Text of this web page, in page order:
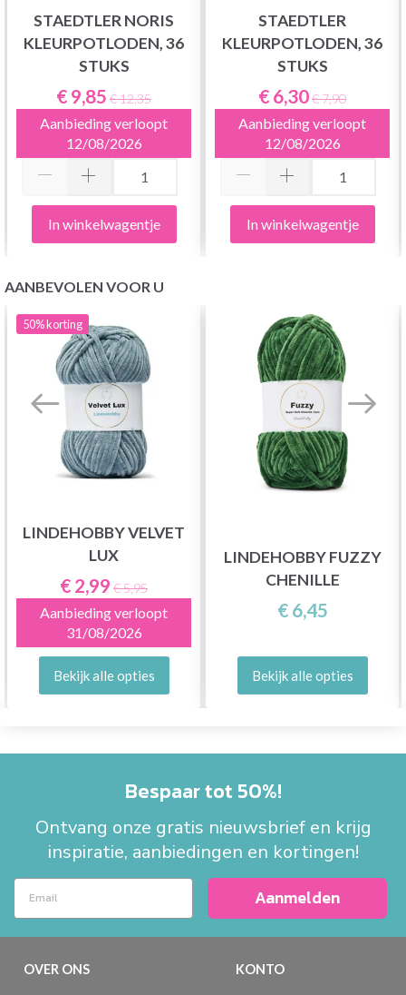
STAEDTLER NORIS
KLEURPOTLODEN, 36
STUKS
€ 9,85 € 12,35
Aanbieding verloopt
12/08/2026
In winkelwagentje
STAEDTLER
KLEURPOTLODEN, 36
STUKS
€ 6,30€ 7,90
Aanbieding verloopt
12/08/2026
In winkelwagentje
AANBEVOLEN VOOR U
50%korting
LINDEHOBBY VELVET
LUX
€ 2,99 € 5,95
Aanbieding verloopt
31/08/2026
Bekijk alle opties
LINDEHOBBY FUZZY
CHENILLE
€ 6,45
Bekijk alle opties
Bespaar tot 50%!
Ontvang onze gratis nieuwsbrief en krijg
inspiratie, aanbiedingen en kortingen!
Aanmelden
OVER ONS KONTO